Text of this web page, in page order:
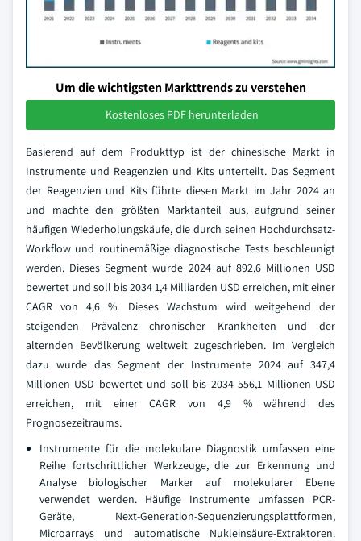
Um die wichtigsten Markttrends zu verstehen
Kostenloses PDF herunterladen
Basierend auf dem Produkttyp ist der chinesische Markt in
Instrumente und Reagenzien und Kits unterteilt. Das Segment
der Reagenzien und Kits führte diesen Markt im Jahr 2024 an
und machte den größten Marktanteil aus, aufgrund seiner
häufigen Wiederholungskäufe, die durch seinen Hochdurchsatz-
Workflow und routinemäßige diagnostische Tests beschleunigt
werden. Dieses Segment wurde 2024 auf 892,6 Millionen USD
bewertet und soll bis 2034 1,4 Milliarden USD erreichen, mit einer
CAGR von 4,6 %. Dieses Wachstum wird weitgehend der
steigenden Prävalenz chronischer Krankheiten und der
alternden Bevölkerung weltweit zugeschrieben. Im Vergleich
dazu wurde das Segment der Instrumente 2024 auf 347,4
Millionen USD bewertet und soll bis 2034 556,1 Millionen USD
erreichen, mit einer CAGR von 4,9 % während des
Prognosezeitraums.
Instrumente für die molekulare Diagnostik umfassen eine
Reihe fortschrittlicher Werkzeuge, die zur Erkennung und
Analyse biologischer Marker auf molekularer Ebene
verwendet werden. Häufige Instrumente umfassen PCR-
Geräte, Next-Generation-Sequenzierungsplattformen,
Microarrays und automatische Nukleinsäure-Extraktoren.